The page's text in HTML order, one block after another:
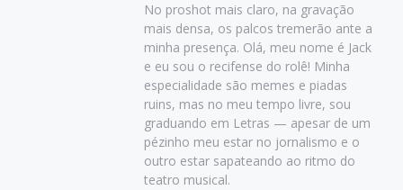
No proshot mais claro, na gravação
mais densa, os palcos tremerão ante a
minha presença. Olá, meu nome é Jack
e eu sou o recifense do rolê! Minha
especialidade são memes e piadas
ruins, mas no meu tempo livre, sou
graduando em Letras — apesar de um
pézinho meu estar no jornalismo e o
outro estar sapateando ao ritmo do
teatro musical.